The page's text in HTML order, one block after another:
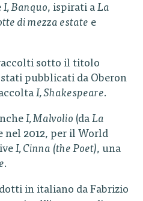
I, Banquo, ispirati a La
di mezza estate e
sotto il titolo
stati pubblicati da Oberon
I, Shakespeare.
I, Malvolio (da La
nel 2012, per il World
I, Cinna (the Poet), una
.
in italiano da Fabrizio